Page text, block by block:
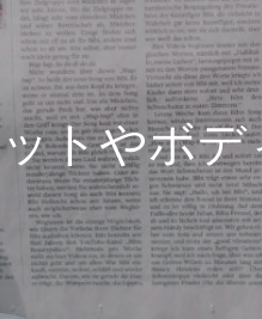
ットやボデ